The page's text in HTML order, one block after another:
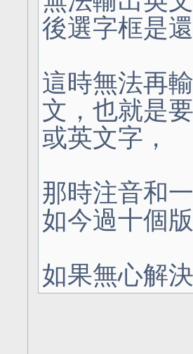
後選字框是
這時無法再
文，也就是
或英文字，
那時注音和
如今過十個
如果無心解